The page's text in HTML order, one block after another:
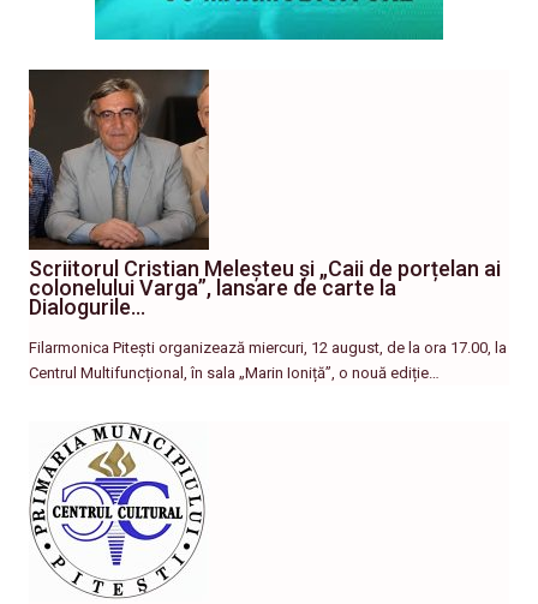
Scriitorul Cristian Meleșteu și „Caii de porțelan ai
colonelului Varga”, lansare de carte la
Dialogurile…
Filarmonica Pitești organizează miercuri, 12 august, de la ora 17.00, la
Centrul Multifuncțional, în sala „Marin Ioniță”, o nouă ediție…